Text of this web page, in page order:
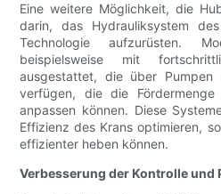
Eine weitere Möglichkeit, die
darin, das Hydrauliksystem
Technologie aufzurüsten.
beispielsweise mit
ausgestattet, die über Pumpen
verfügen, die die
anpassen können. Diese
Effizienz des Krans optimieren,
effizienter heben können.
Verbesserung der Kontrolle und